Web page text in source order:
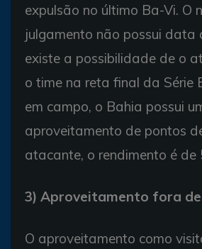
expulsão no último Ba-Vi. O
julgamento não possui data
existe a possibilidade de o
o time na reta final da Série
em campo, o Bahia possui
aproveitamento de pontos
atacante, o rendimento é de
3) Aproveitamento fora
O aproveitamento como